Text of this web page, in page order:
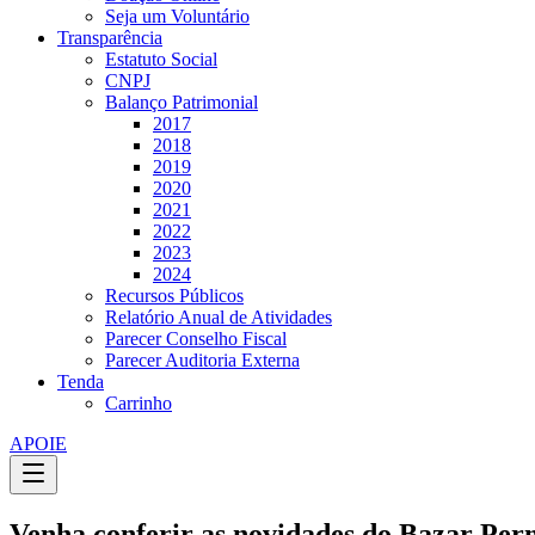
Seja um Voluntário
Transparência
Estatuto Social
CNPJ
Balanço Patrimonial
2017
2018
2019
2020
2021
2022
2023
2024
Recursos Públicos
Relatório Anual de Atividades
Parecer Conselho Fiscal
Parecer Auditoria Externa
Tenda
Carrinho
APOIE